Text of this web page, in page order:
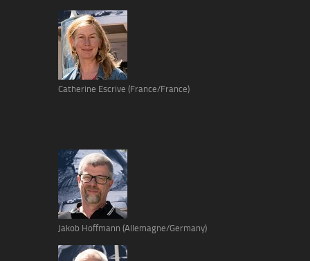
Catherine Escrive (France/France)
Jakob Hoffmann (Allemagne/Germany)